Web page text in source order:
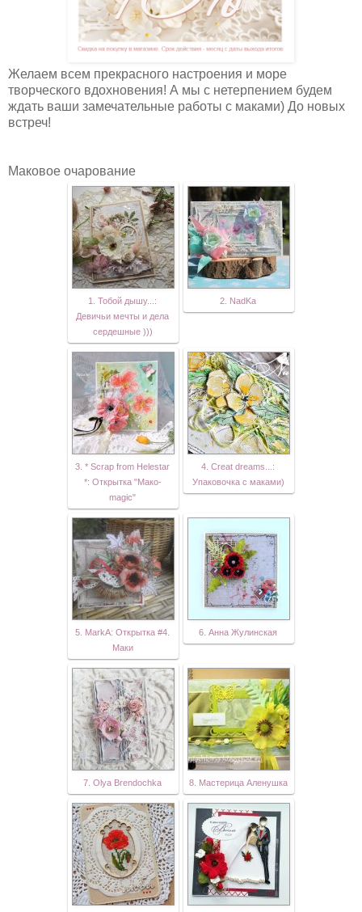
Желаем всем прекрасного настроения и море
творческого вдохновения! А мы с нетерпением будем
ждать ваши замечательные работы с маками) До новых
встреч!
Маковое очарование
1. Тобой дышу...:
Девичьи мечты и дела
сердешные )))
2. NadKa
3. * Scrap from Helestar
*: Открытка "Мако-
magic"
4. Creat dreams...:
Упаковочка с маками)
5. MarkA: Открытка #4.
Маки
6. Анна Жулинская
7. Olya Brendochka 8. Мастерица Аленушка